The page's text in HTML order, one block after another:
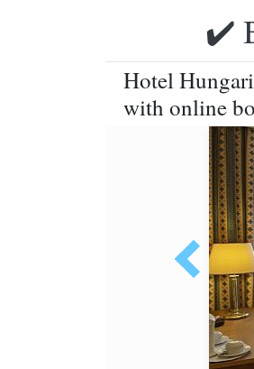
✔️
Hotel
with online